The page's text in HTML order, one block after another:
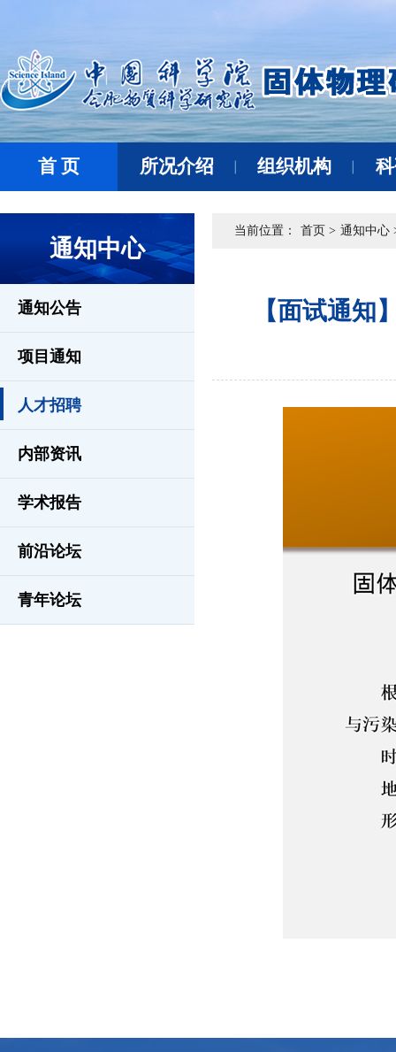
首 页 所况介绍 组织机构
通知中心
通知公告
项目通知
人才招聘
内部资讯
学术报告
前沿论坛
青年论坛
当前位置： 首页 > 通知中心
【面试通知